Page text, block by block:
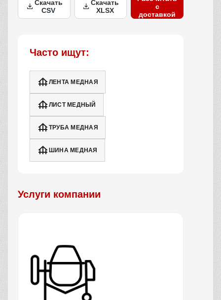
Скачать
CSV
Скачать
XLSX
с
доставкой
Часто ищут:
ЛЕНТА МЕДНАЯ
ЛИСТ МЕДНЫЙ
ТРУБА МЕДНАЯ
ШИНА МЕДНАЯ
Услуги компании